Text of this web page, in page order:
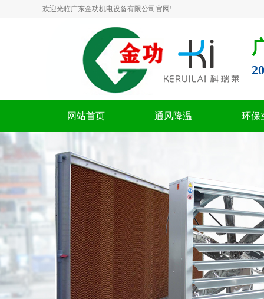
欢迎光临广东金功机电设备有限公司官网!
网站首页 通风降温 环保